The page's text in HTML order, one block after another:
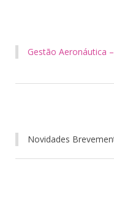
Gestão Aeronáutica
Novidades